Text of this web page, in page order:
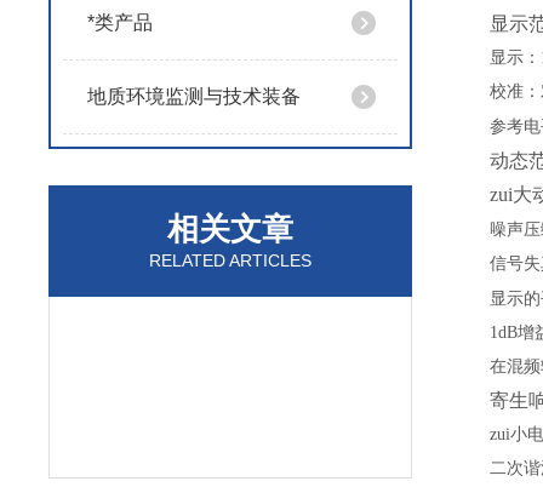
*类产品
地质环境监测与技术装备
相关文章
RELATED ARTICLES
显示
显示：
校准
参考
动态
zui大
噪声
信号
显示
1dB增
在混
寄生
zui小
二次